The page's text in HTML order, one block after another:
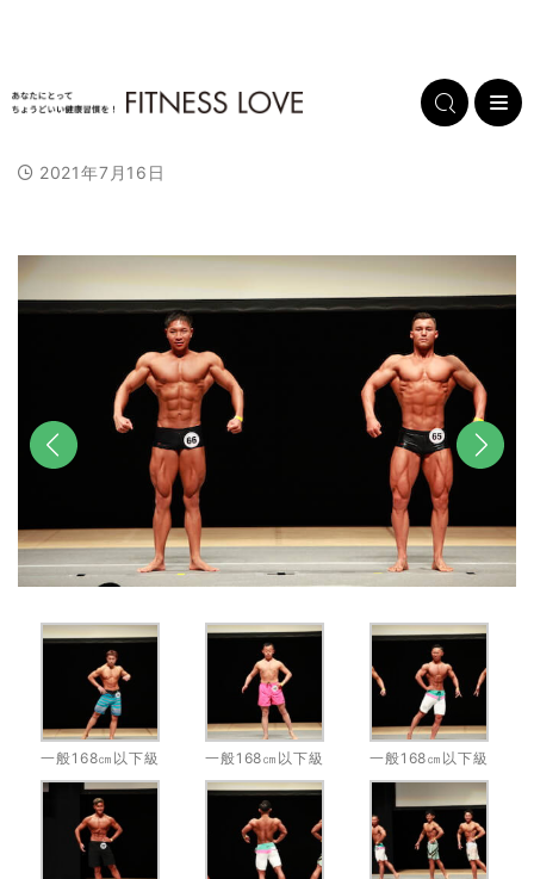
2021年7月16日
一般168㎝以下級 一般168㎝以下級 一般168㎝以下級